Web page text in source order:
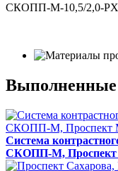
СКОПП-М-10,5/2,0-
Система
СКОПП-М, Проспект